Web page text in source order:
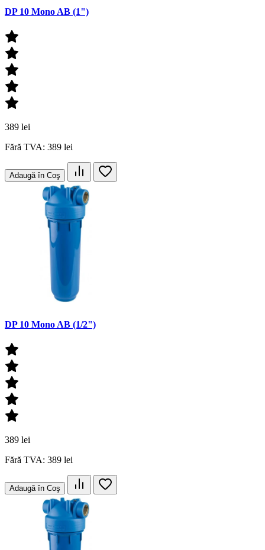
DP 10 Mono AB (1")
389 lei
Fără TVA: 389 lei
Adaugă în Coş
DP 10 Mono AB (1/2")
389 lei
Fără TVA: 389 lei
Adaugă în Coş